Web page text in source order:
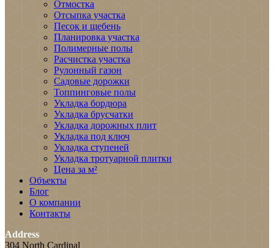
Отмостка
Отсыпка участка
Песок и щебень
Планировка участка
Полимерные полы
Расчистка участка
Рулонный газон
Садовые дорожки
Топпинговые полы
Укладка бордюра
Укладка брусчатки
Укладка дорожных плит
Укладка под ключ
Укладка ступеней
Укладка тротуарной плитки
Цена за м²
Объекты
Блог
О компании
Контакты
Address
304 North Cardinal